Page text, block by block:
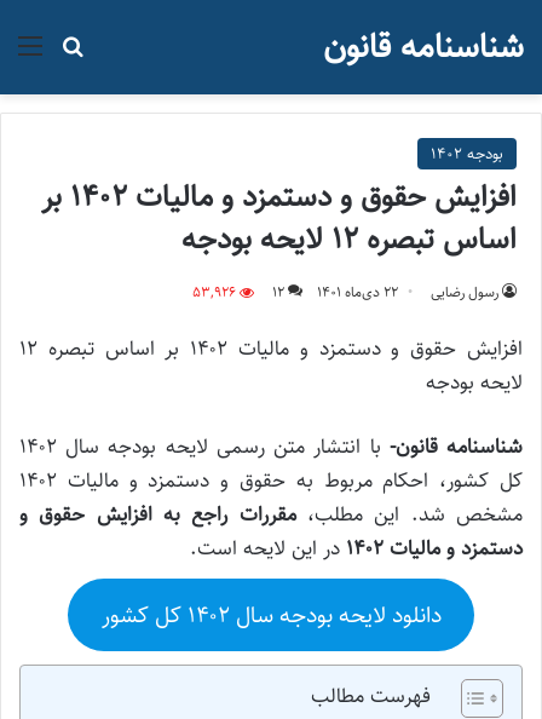
جستجو شناسنامه قانون
بودجه ۱۴۰۲
افزایش حقوق و دستمزد و مالیات ۱۴۰۲ بر
اساس تبصره ۱۲‌ لایحه بودجه
رسول رضایی ۲۲ دی‌ماه ۱۴۰۱ 12
53,926
لایحه بودجه
شناسنامه قانون-
با انتشار متن رسمی لایحه بودجه سال ۱۴۰۲
کل کشور، احکام مربوط به حقوق و دستمزد و مالیات ۱۴۰۲
مشخص شد. این مطلب،مقررات راجع به افزایش حقوق و
دستمزد و مالیات ۱۴۰۲
در این لایحه است.
دانلود لایحه بودجه سال ۱۴۰۲ کل کشور
فهرست مطالب